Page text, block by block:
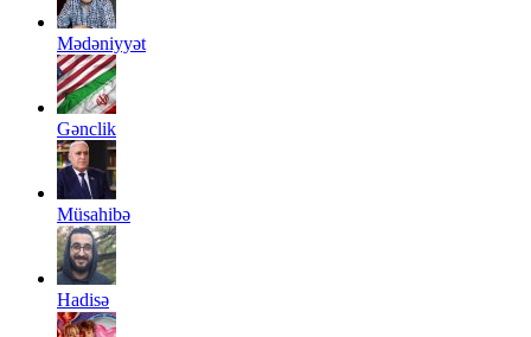
Mədəniyyət
Gənclik
Müsahibə
Hadisə